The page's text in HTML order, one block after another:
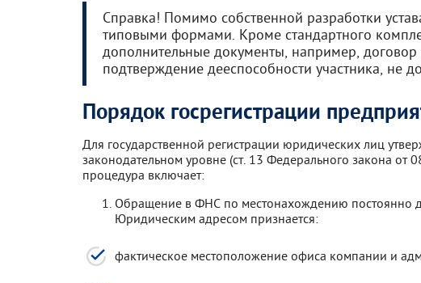
Справка! Помимо собственной разработки
типовыми формами. Кроме стандартного
дополнительные документы, например,
подтверждение дееспособности участника, не
Порядок госрегистрации
Для государственной регистрации юридических лиц
законодательном уровне (ст. 13 Федерального закона
процедура включает:
Обращение в ФНС по местонахождению постоянно
Юридическим адресом признается:
фактическое местоположение офиса компании и